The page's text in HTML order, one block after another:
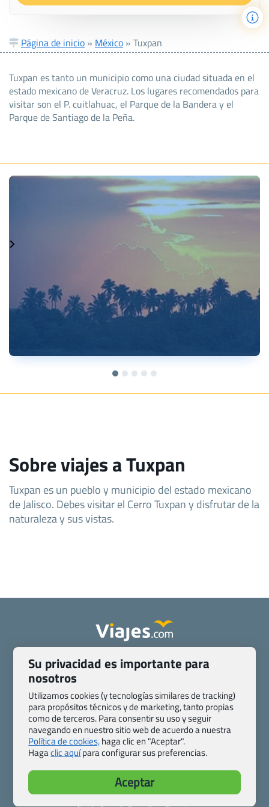
Página de inicio » México » Tuxpan
Tuxpan es tanto un municipio como una ciudad situada en el
estado mexicano de Veracruz. Los lugares recomendados para
visitar son el P. cuitlahuac, el Parque de la Bandera y el
Parque de Santiago de la Peña.
Sobre viajes a Tuxpan
Tuxpan es un pueblo y municipio del estado mexicano
de Jalisco. Debes visitar el Cerro Tuxpan y disfrutar de la
naturaleza y sus vistas.
Quienes somos
Contacto
Pasaporte, Visado, Salud y otras disposiciones específicas
Blog de Viajes.com
Registro de agencias
Preguntas frecuentes
Condiciones generales
Política de privacidad y cookies
Transparencia
Todas las páginas – sitemap
Viajes.com
Last Minute Express S.L.U.
c/ Drago, CC HLS, Local 13
38660 Miraverde – Adeje
Su privacidad es importante para
nosotros
Utilizamos cookies (y tecnologías similares de tracking)
para propósitos técnicos y de marketing, tanto propias
como de terceros. Para consentir su uso y seguir
navegando en nuestro sitio web de acuerdo a nuestra
Política de cookies,haga clic en "Aceptar".
Hagaclic aquípara configurar sus preferencias.
Aceptar